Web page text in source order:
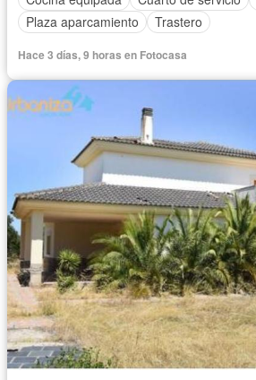
Plaza aparcamiento
Trastero
Hace 3 días, 9 horas en Fotocasa